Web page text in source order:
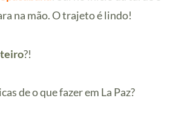
na mão. O trajeto é lindo!
?!
de o que fazer em La Paz?